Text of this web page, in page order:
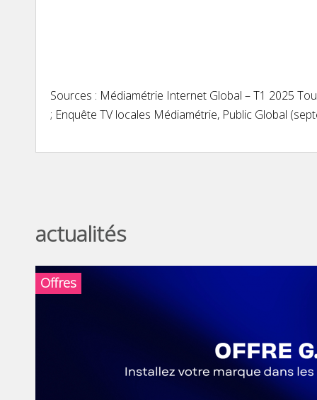
Sources : Médiamétrie Internet Global – T1 2025
; Enquête TV locales Médiamétrie, Public Global
actualités
Offres